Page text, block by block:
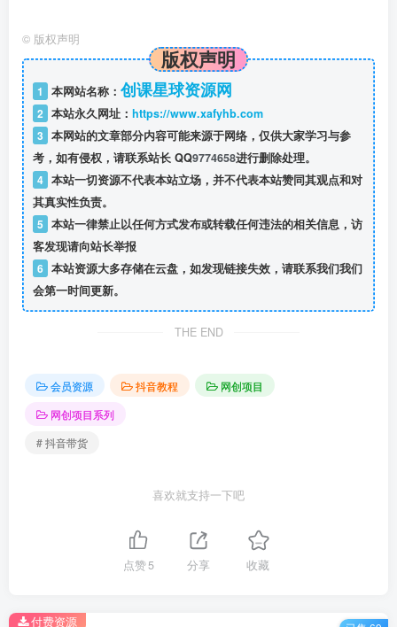
© 版权声明
版权声明
1 本网站名称： 创课星球资源网
2 本站永久网址： https://www.xafyhb.com
3 本网站的文章部分内容可能来源于网络，仅供大家学习与参
考，如有侵权，请联系站长 QQ9774658进行删除处理。
4 本站一切资源不代表本站立场，并不代表本站赞同其观点和对
其真实性负责。
5 本站一律禁止以任何方式发布或转载任何违法的相关信息，访
客发现请向站长举报
6 本站资源大多存储在云盘，如发现链接失效，请联系我们我们
会第一时间更新。
THE END
会员资源 抖音教程
网创项目
网创项目系列
# 抖音带货
喜欢就支持一下吧
点赞5 分享 收藏
付费资源